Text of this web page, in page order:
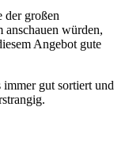
großen
anschauen würden,
Angebot gute
immer gut sortiert und